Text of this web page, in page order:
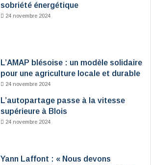
sobriété énergétique
24 novembre 2024
L’AMAP blésoise : un modèle solidaire
pour une agriculture locale et durable
24 novembre 2024
L’autopartage passe à la vitesse
supérieure à Blois
24 novembre 2024
Yann Laffont : « Nous devons